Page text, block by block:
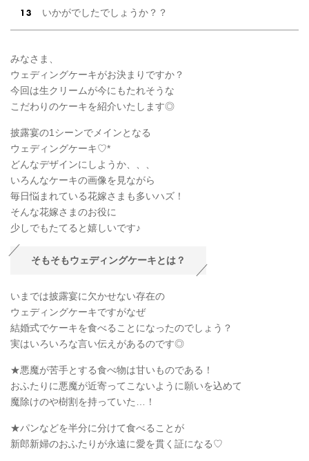
いかがでしたでしょうか？？
みなさま、
ウェディングケーキがお決まりですか？
今回は生クリームが今にもたれそうな
こだわりのケーキを紹介いたします◎
披露宴の1シーンでメインとなる
ウェディングケーキ♡*
どんなデザインにしようか、、、
いろんなケーキの画像を見ながら
毎日悩まれている花嫁さまも多いハズ！
そんな花嫁さまのお役に
少しでもたてると嬉しいです♪
そもそもウェディングケーキとは？
いまでは披露宴に欠かせない存在の
ウェディングケーキですがなぜ
結婚式でケーキを食べることになったのでしょう？
実はいろいろな言い伝えがあるのです◎
★悪魔が苦手とする食べ物は甘いものである！
おふたりに悪魔が近寄ってこないように願いを込めて
魔除けのや樹割を持っていた…！
★パンなどを半分に分けて食べることが
新郎新婦のおふたりが永遠に愛を貫く証になる♡